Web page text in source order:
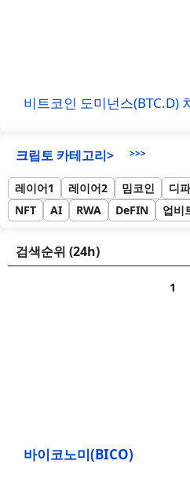
비트코인 도미넌스(BTC.D)
크립토 카테고리> >>>
레이어1 레이어2 밈코인 디
NFT
AI RWA DeFIN 업비
검색순위 (24h)
바이코노미(BICO)